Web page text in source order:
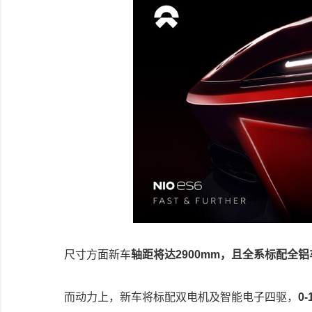
尺寸方面新车轴距将达2900mm，且全系标配全铝
而动力上，新车将标配双电机及智能电子四驱， 0-